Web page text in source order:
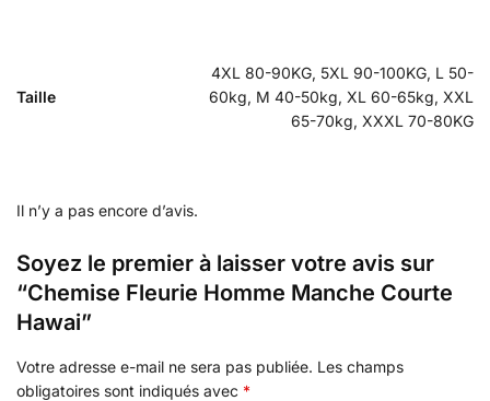
Taille
4XL 80-90KG, 5XL 90-100KG, L 50-
60kg, M 40-50kg, XL 60-65kg, XXL
65-70kg, XXXL 70-80KG
Il n’y a pas encore d’avis.
Soyez le premier à laisser votre avis sur
“Chemise Fleurie Homme Manche Courte
Hawai”
Votre adresse e-mail ne sera pas publiée. Les champs
obligatoires sont indiqués avec *